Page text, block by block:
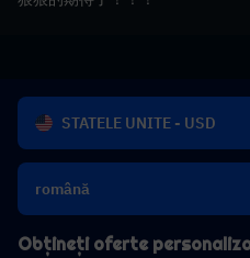
STATELE UNITE - USD
română
Obțineți oferte